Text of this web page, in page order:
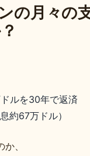
の月々の
ルを30年で返済
約67万ドル）
、